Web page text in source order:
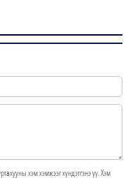
хэм хэмжээг хүндэтгэнэ үү. Хэм